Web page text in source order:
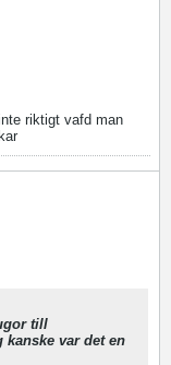
riktigt vafd man
till
kanske var det en